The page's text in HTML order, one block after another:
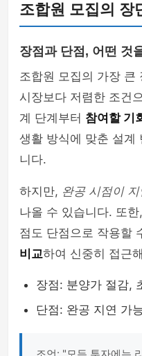
조합원 모집의 장
장점과 단점, 어떤 것
조합원 모집의 가장 큰
시장보다 저렴한 조건
계 단계부터 참여할 기
생활 방식에 맞춘 설계
니다.
하지만, 완공 시점이
나올 수 있습니다. 또
점도 단점으로 작용할
비교하여 신중히 접근
장점: 분양가 절감,
단점: 완공 지연 가